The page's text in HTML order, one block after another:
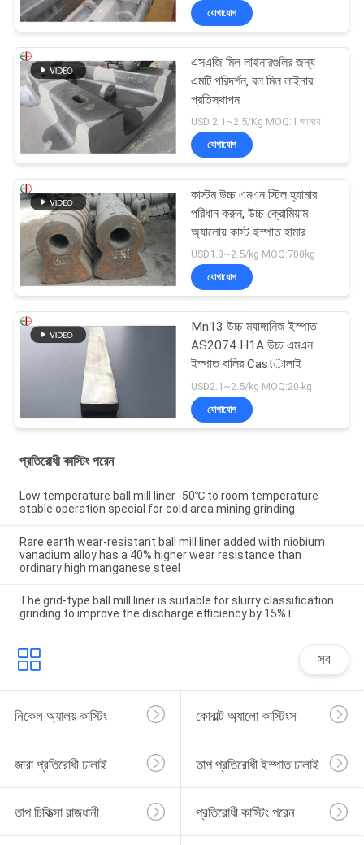
যোগাযোগ
এসএজি মিল লাইনারগুলির জন্য
এমটি পরিদর্শন, বল মিল লাইনার
প্রতিস্থাপন
USD 2.1~2.5/Kg MOQ:1 জামায়
যোগাযোগ
কাস্টম উচ্চ এমএন স্টিল হ্যামার
পরিধান করুন, উচ্চ ক্রোমিয়াম
অ্যালোয় কাস্ট ইস্পাত হামার
EB19047
USD1.8~2.5/kg MOQ:700kg
যোগাযোগ
Mn13 উচ্চ ম্যাঙ্গানিজ ইস্পাত
AS2074 H1A উচ্চ এমএন
ইস্পাত বালির Castালাই
USD2.1~2.5/kg MOQ:20-kg
যোগাযোগ
প্রতিরোধী কাস্টিং পরেন
Low temperature ball mill liner -50℃ to room temperature
stable operation special for cold area mining grinding
Rare earth wear-resistant ball mill liner added with niobium
vanadium alloy has a 40% higher wear resistance than
ordinary high manganese steel
The grid-type ball mill liner is suitable for slurry classification
grinding to improve the discharge efficiency by 15%+
সব
নিকেল অ্যালয় কাস্টিং কোবাল্ট অ্যালো কাস্টিংস
জারা প্রতিরোধী ঢালাই তাপ প্রতিরোধী ইস্পাত ঢালাই
তাপ চিকিত্সা রাজধানী প্রতিরোধী কাস্টিং পরেন